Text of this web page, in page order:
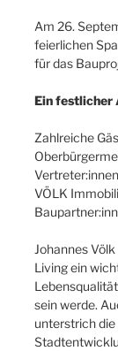
Am 26.
feierlichen
für das
Ein festlicher
Zahlreiche
VÖLK
Johannes
Living ein
sein werde.
unterstrich